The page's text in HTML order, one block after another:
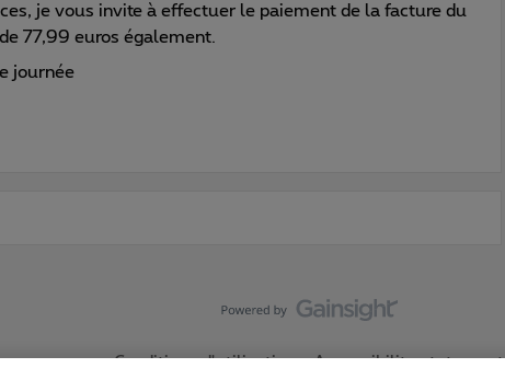
je vous invite à effectuer le paiement de la facture du
77,99 euros également.
journée
Conditions d'utilisation Accessibility statement